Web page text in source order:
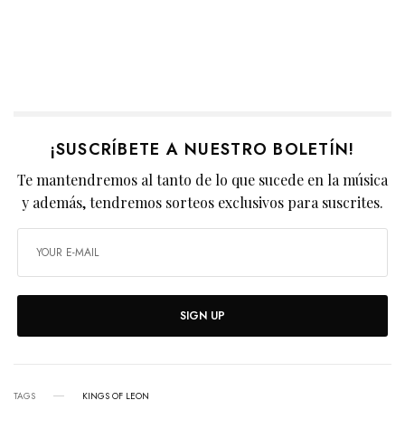
¡SUSCRÍBETE A NUESTRO BOLETÍN!
Te mantendremos al tanto de lo que sucede en la música
y además, tendremos sorteos exclusivos para suscrites.
SIGN UP
TAGS KINGS OF LEON